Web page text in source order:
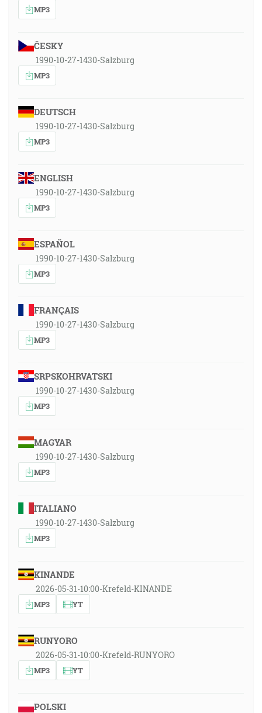
MP3
ČESKY
1990-10-27-1430-Salzburg
MP3
DEUTSCH
1990-10-27-1430-Salzburg
MP3
ENGLISH
1990-10-27-1430-Salzburg
MP3
ESPAÑOL
1990-10-27-1430-Salzburg
MP3
FRANÇAIS
1990-10-27-1430-Salzburg
MP3
SRPSKOHRVATSKI
1990-10-27-1430-Salzburg
MP3
MAGYAR
1990-10-27-1430-Salzburg
MP3
ITALIANO
1990-10-27-1430-Salzburg
MP3
KINANDE
2026-05-31-10:00-Krefeld-KINANDE
MP3 YT
RUNYORO
2026-05-31-10:00-Krefeld-RUNYORO
MP3 YT
POLSKI